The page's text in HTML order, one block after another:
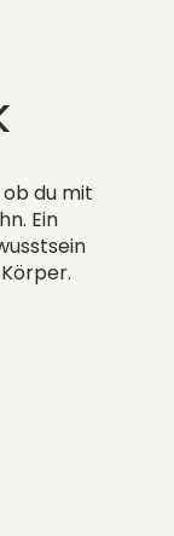
ob du mit
Ein